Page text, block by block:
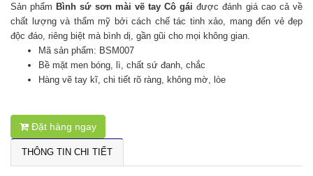
Sản phẩmBình sứ sơn mài vẽ tay Cô gái được đánh giá cao cả về
chất lượng và thẩm mỹ bởi cách chế tác tinh xảo, mang đến vẻ đẹp
độc đáo, riêng biệt mà bình dị, gần gũi cho mọi không gian.
Mã sản phẩm: BSM007
Bề mặt men bóng, lì, chất sứ đanh, chắc
Hàng vẽ tay kĩ, chi tiết rõ ràng, không mờ, lòe
Đặt hàng ngay
THÔNG TIN CHI TIẾT